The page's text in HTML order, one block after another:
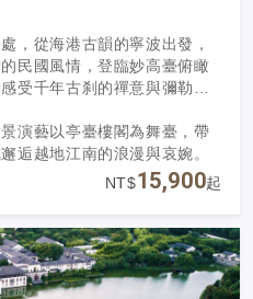
，從海港古韻的寧波出發，
民國風情，登臨妙高臺俯瞰
受千年古刹的禪意與彌勒道
演藝以亭臺樓閣為舞臺，帶
逅越地江南的浪漫與哀婉。
NT$15,900起